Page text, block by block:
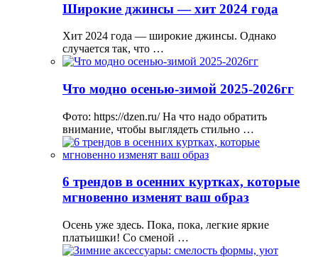
Широкие джинсы — хит 2024 года
Хит 2024 года — широкие джинсы. Однако
случается так, что …
Что модно осенью-зимой 2025-2026гг
Фото: https://dzen.ru/ На что надо обратить
внимание, чтобы выглядеть стильно …
6 трендов в осенних куртках, которые
мгновенно изменят ваш образ
Осень уже здесь. Пока, пока, легкие яркие
платьишки! Со сменой …